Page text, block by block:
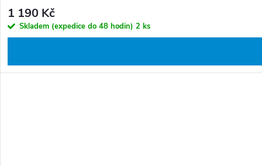
1 190 Kč
Skladem (expedice do 48 hodin) 2 ks